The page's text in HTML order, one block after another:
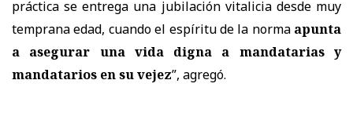
práctica se entrega una jubilación vitalicia desde muy
temprana edad, cuando el espíritu de la normaapunta
a asegurar una vida digna a mandatarias y
mandatarios en su vejez”, agregó.